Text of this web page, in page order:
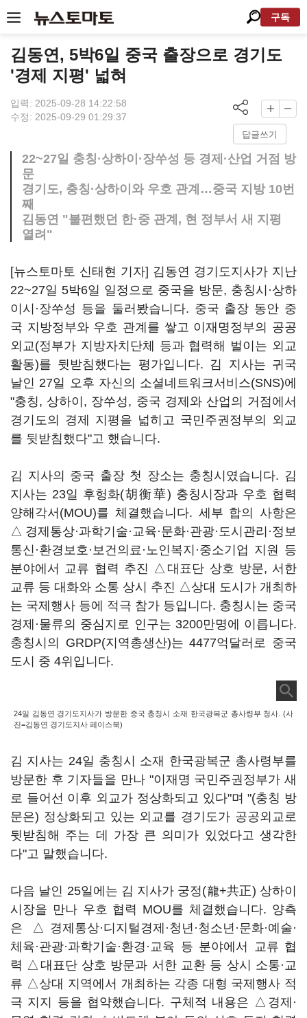
구독
김동연, 5박6일 중국 출장으로 경기도
'경제 지평' 넓혀
입력: 2025-09-28 14:22:58
수정: 2025-09-29 01:29:37
답글쓰기
22~27일 충칭·상하이·장쑤성 등 경제·산업 거점 방
문
경기도, 충칭·상하이와 우호 관계…중국 지방 10번
째
김동연 "불편했던 한·중 관계, 현 정부서 새 지평
열려"
[뉴스토마토 신태현 기자] 김동연 경기도지사가 지난
22~27일 5박6일 일정으로 중국을 방문, 충칭시·상하
이시·장쑤성 등을 둘러봤습니다. 중국 출장 동안 중
국 지방정부와 우호 관계를 쌓고 이재명정부의 공공
외교(정부가 지방자치단체 등과 협력해 벌이는 외교
활동)를 뒷받침했다는 평가입니다. 김 지사는 귀국
날인 27일 오후 자신의 소셜네트워크서비스(SNS)에
"충칭, 상하이, 장쑤성, 중국 경제와 산업의 거점에서
경기도의 경제 지평을 넓히고 국민주권정부의 외교
를 뒷받침했다"고 했습니다.
김 지사의 중국 출장 첫 장소는 충칭시였습니다. 김
지사는 23일 후헝화(胡衡華) 충칭시장과 우호 협력
양해각서(MOU)를 체결했습니다. 세부 합의 사항은
△경제통상·과학기술·교육·문화·관광·도시관리·정보
통신·환경보호·보건의료·노인복지·중소기업 지원 등
분야에서 교류 협력 추진 △대표단 상호 방문, 서한
교류 등 대화와 소통 상시 추진 △상대 도시가 개최하
는 국제행사 등에 적극 참가 등입니다. 충칭시는 중국
경제·물류의 중심지로 인구는 3200만명에 이릅니다.
충칭시의 GRDP(지역총생산)는 4477억달러로 중국
도시 중 4위입니다.
24일 김동연 경기도지사가 방문한 중국 충칭시 소재 한국광복군 총사령부 청사. (사
진=김동연 경기도지사 페이스북)
김 지사는 24일 충칭시 소재 한국광복군 총사령부를
방문한 후 기자들을 만나 "이재명 국민주권정부가 새
로 들어선 이후 외교가 정상화되고 있다"며 "(충칭 방
문은) 정상화되고 있는 외교를 경기도가 공공외교로
뒷받침해 주는 데 가장 큰 의미가 있었다고 생각한
다"고 말했습니다.
다음 날인 25일에는 김 지사가 궁정(龍+共正) 상하이
시장을 만나 우호 협력 MOU를 체결했습니다. 양측
은 △경제통상·디지털경제·청년·청소년·문화·예술·
체육·관광·과학기술·환경·교육 등 분야에서 교류 협
력 △대표단 상호 방문과 서한 교환 등 상시 소통·교
류 △상대 지역에서 개최하는 각종 대형 국제행사 적
극 지지 등을 협약했습니다. 구체적 내용은 △경제·